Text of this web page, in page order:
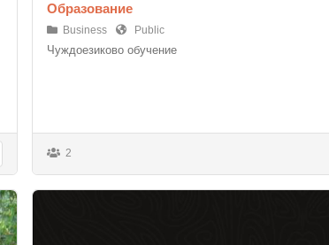
Образование
Business Public
Чуждоезиково обучение
2